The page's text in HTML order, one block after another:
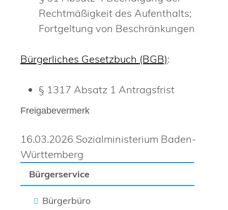
Bürgerservice
Bürgerbüro
Rechtmäßigkeit des Aufenthalts;
Fortgeltung von Beschränkungen
Bürgerliches Gesetzbuch (BGB):
§ 1317 Absatz 1 Antragsfrist
Freigabevermerk
16.03.2026 Sozialministerium Baden-
Württemberg